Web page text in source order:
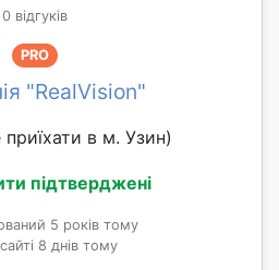
0 відгуків
PRO
"RealVision"
в м. Узин)
підтверджені
5 років тому
8 днів тому